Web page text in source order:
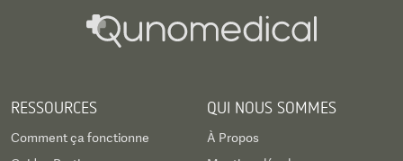
RESSOURCES
Comment ça fonctionne
QUI NOUS SOMMES
À Propos